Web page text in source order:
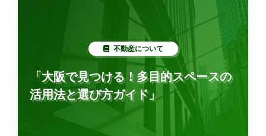
不動産について
「大阪で見つける！多目的スペースの
活用法と選び方ガイド」